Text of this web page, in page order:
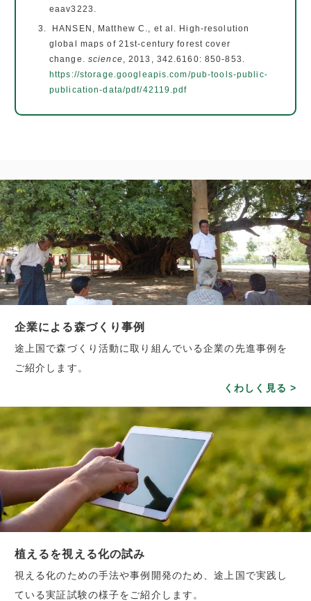
eaav3223.
HANSEN, Matthew C., et al. High-resolution
global maps of 21st-century forest cover
change. science, 2013, 342.6160: 850-853.
https://storage.googleapis.com/pub-tools-public-
publication-data/pdf/42119.pdf
企業による森づくり事例
途上国で森づくり活動に取り組んでいる企業の先進事例を
ご紹介します。
くわしく見る >
植えるを視える化の試み
視える化のための手法や事例開発のため、途上国で実践し
ている実証試験の様子をご紹介します。